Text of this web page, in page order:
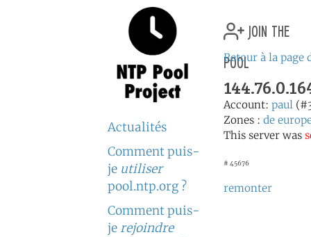
Actualités
Comment puis-
je utiliser
pool.ntp.org ?
Comment puis-
je rejoindre
join the
pool
Retour à la page
Account: paul
Zones : de
This server was
# 45676
remonter